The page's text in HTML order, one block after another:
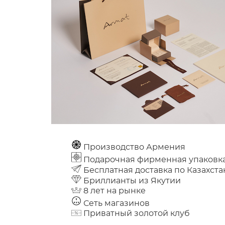
Производство Армения
Подарочная фирменная
Бесплатная доставка по
Бриллианты из Якутии
8 лет на рынке
Сеть магазинов
Приватный золотой клуб